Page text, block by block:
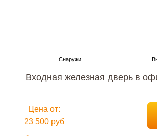
Входная железная дверь в
Цена от:
23 500 руб